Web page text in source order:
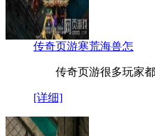
传奇页游寒荒海兽怎
传奇页游很多玩家都
[详细]